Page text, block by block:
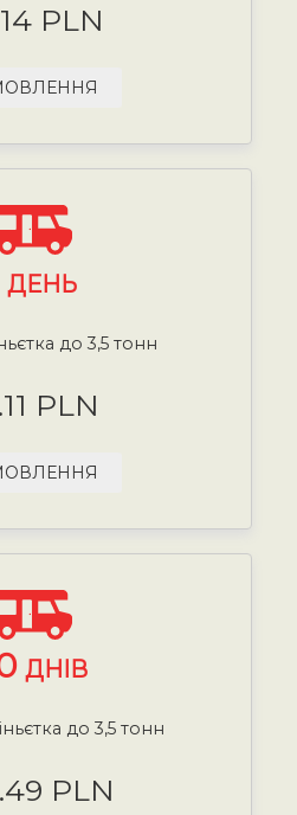
PLN
ДЕНЬ
до 3,5 тонн
PLN
ДНІВ
до 3,5 тонн
PLN